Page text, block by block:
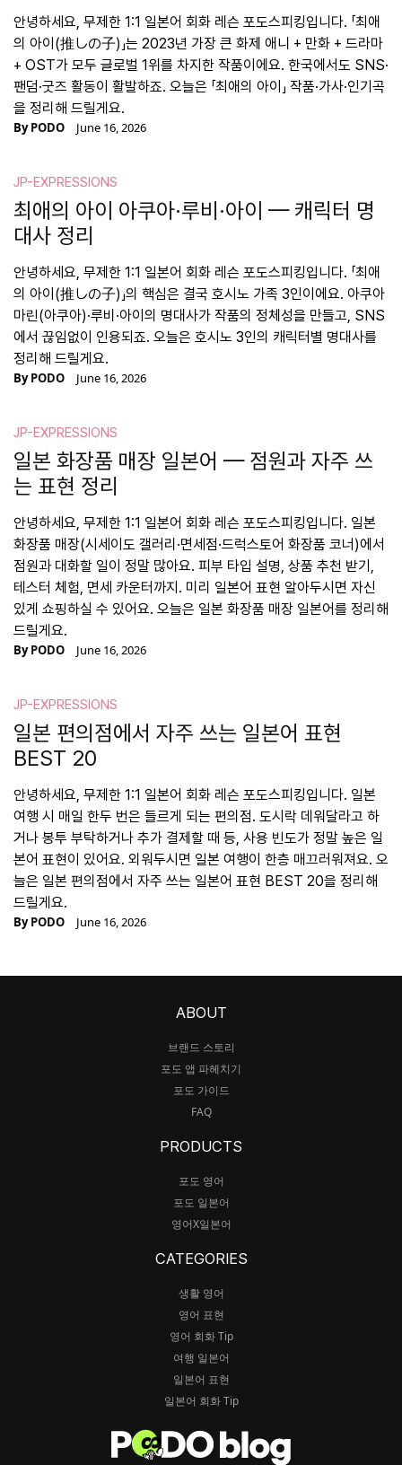
안녕하세요, 무제한 1:1 일본어 회화 레슨 포도스피킹입니다. 「최애
의 아이(推しの子)」는 2023년 가장 큰 화제 애니 + 만화 + 드라마
+ OST가 모두 글로벌 1위를 차지한 작품이에요. 한국에서도 SNS·
팬덤·굿즈 활동이 활발하죠. 오늘은 「최애의 아이」 작품·가사·인기곡
을 정리해 드릴게요.
ByPODO June 16, 2026
JP-EXPRESSIONS
최애의 아이 아쿠아·루비·아이 — 캐릭터 명
대사 정리
안녕하세요, 무제한 1:1 일본어 회화 레슨 포도스피킹입니다. 「최애
의 아이(推しの子)」의 핵심은 결국 호시노 가족 3인이에요. 아쿠아
마린(아쿠아)·루비·아이의 명대사가 작품의 정체성을 만들고, SNS
에서 끊임없이 인용되죠. 오늘은 호시노 3인의 캐릭터별 명대사를
정리해 드릴게요.
ByPODO June 16, 2026
JP-EXPRESSIONS
일본 화장품 매장 일본어 — 점원과 자주 쓰
는 표현 정리
안녕하세요, 무제한 1:1 일본어 회화 레슨 포도스피킹입니다. 일본
화장품 매장(시세이도 갤러리·면세점·드럭스토어 화장품 코너)에서
점원과 대화할 일이 정말 많아요. 피부 타입 설명, 상품 추천 받기,
테스터 체험, 면세 카운터까지. 미리 일본어 표현 알아두시면 자신
있게 쇼핑하실 수 있어요. 오늘은 일본 화장품 매장 일본어를 정리해
드릴게요.
ByPODO June 16, 2026
JP-EXPRESSIONS
일본 편의점에서 자주 쓰는 일본어 표현
BEST 20
안녕하세요, 무제한 1:1 일본어 회화 레슨 포도스피킹입니다. 일본
여행 시 매일 한두 번은 들르게 되는 편의점. 도시락 데워달라고 하
거나 봉투 부탁하거나 추가 결제할 때 등, 사용 빈도가 정말 높은 일
본어 표현이 있어요. 외워두시면 일본 여행이 한층 매끄러워져요. 오
늘은 일본 편의점에서 자주 쓰는 일본어 표현 BEST 20을 정리해
드릴게요.
ByPODO June 16, 2026
ABOUT
브랜드 스토리
포도 앱 파헤치기
포도 가이드
FAQ
PRODUCTS
포도 영어
포도 일본어
영어X일본어
CATEGORIES
생활 영어
영어 표현
영어 회화 Tip
여행 일본어
일본어 표현
일본어 회화 Tip